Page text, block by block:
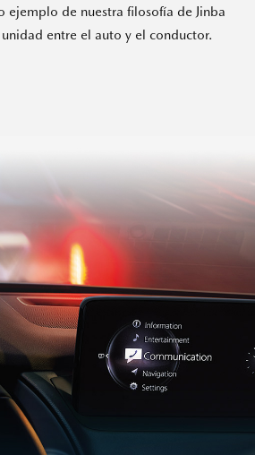
ejemplo de nuestra filosofía de Jinba
entre el auto y el conductor.